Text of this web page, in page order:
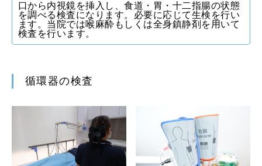
口から内視鏡を挿入し、食道・胃・十二指腸の状態
を調べる検査になります。必要に応じて生検を行い
ます。当院では喉麻酔もしくは全身鎮静剤を用いて
検査を行います。
循環器の検査